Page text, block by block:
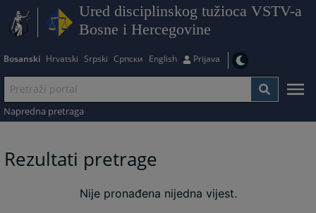
Ured disciplinskog tužioca VSTV-a
Bosne i Hercegovine
Bosanski Hrvatski Srpski Српски English Prijava
Napredna pretraga
Rezultati pretrage
Nije pronađena nijedna vijest.